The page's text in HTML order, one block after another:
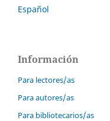
Español
Información
Para lectores/as
Para autores/as
Para bibliotecarios/as